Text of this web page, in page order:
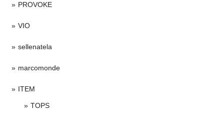
PROVOKE
VIO
sellenatela
marcomonde
ITEM
TOPS